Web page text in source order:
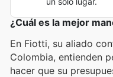
¿Cuál es la mejor
En Fiotti, su aliado
Colombia, entienden
hacer que su